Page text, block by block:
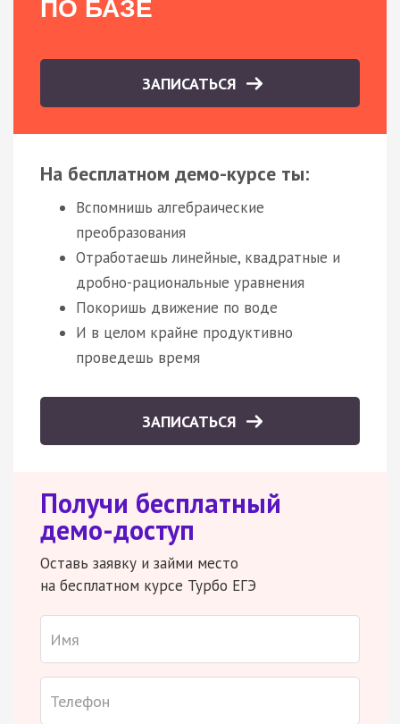
ПО БАЗЕ
ЗАПИСАТЬСЯ
На бесплатном демо-курсе ты:
Вспомнишь алгебраические
преобразования
Отработаешь линейные, квадратные и
дробно-рациональные уравнения
Покоришь движение по воде
И в целом крайне продуктивно
проведешь время
ЗАПИСАТЬСЯ
Получи бесплатный
демо-доступ
Оставь заявку и займи место
на бесплатном курсе Турбо ЕГЭ